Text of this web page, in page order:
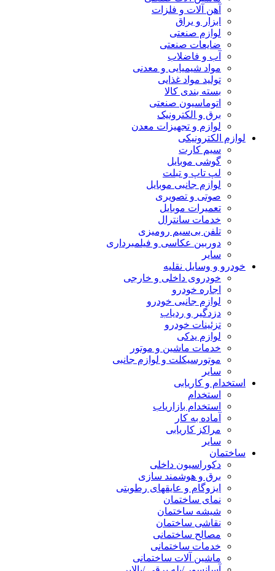
آهن آلات و فلزات
ابزار و یراق
لوازم صنعتی
ضایعات صنعتی
آب و فاضلاب
مواد شیمیایی و معدنی
تولید مواد غذایی
بسته بندی کالا
اتوماسیون صنعتی
برق و الکترونیک
لوازم و تجهیزات معدن
لوازم الکترونیکی
سیم کارت
گوشی موبایل
لپ تاپ و تبلت
لوازم جانبی موبایل
صوتی و تصویری
تعمیرات موبایل
خدمات سانترال
تلفن بی‌سیم رومیزی
دوربین عکاسی و فیلمبرداری
سایر
خودرو و وسایل نقلیه
خودروی داخلی و خارجی
اجاره خودرو
لوازم جانبی خودرو
دزدگیر و ردیاب
تزئینات خودرو
لوازم یدکی
خدمات ماشین و موتور
موتورسیکلت و لوازم جانبی
سایر
استخدام و کاریابی
استخدام
استخدام بازاریاب
آماده به کار
مراکز کاریابی
سایر
ساختمان
دکوراسیون داخلی
برق و هوشمند سازی
ایزوگام و عایقهای رطوبتی
نمای ساختمان
شیشه ساختمان
نقاشی ساختمان
مصالح ساختمانی
خدمات ساختمانی
ماشین آلات ساختمانی